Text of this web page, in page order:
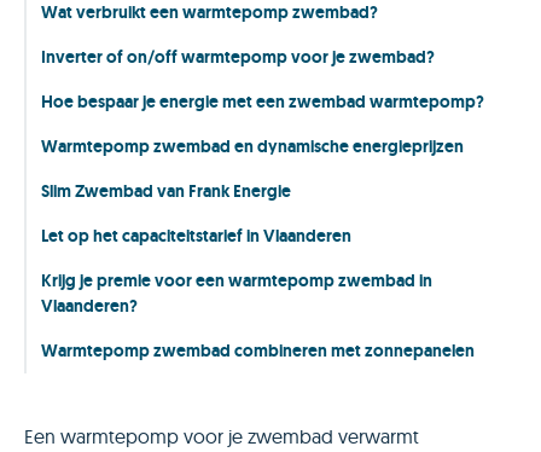
Wat verbruikt een warmtepomp zwembad?
Inverter of on/off warmtepomp voor je zwembad?
Hoe bespaar je energie met een zwembad warmtepomp?
Warmtepomp zwembad en dynamische energieprijzen
Slim Zwembad van Frank Energie
Let op het capaciteitstarief in Vlaanderen
Krijg je premie voor een warmtepomp zwembad in
Vlaanderen?
Warmtepomp zwembad combineren met zonnepanelen
Een warmtepomp voor je zwembad verwarmt